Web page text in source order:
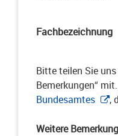
Fachbezeichnung
Bitte teilen Sie
Bemerkungen“
Bundesamtes
,
Weitere